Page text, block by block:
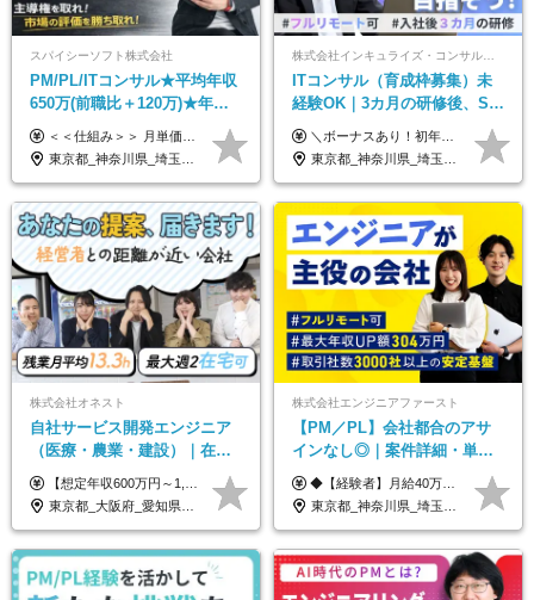
スパイシーソフト株式会社
PM/PL/ITコンサル★平均年収
650万(前職比＋120万)★年間
休日132日★残業月平均7.4h★
リモあり
＜＜仕組み＞＞ 月単価に応じて会社HPで公開しているテーブルにもとづき毎月決定されます！ https://www.tech4u.dev/payroll ＜＜実績＞＞ PM/PL・ITコンサル職の平均年収実績：650万円 前職比平均：＋120万円 ＜＜PM/PL・ITコンサル案件＞＞ ・PMO／進捗・課題管理：600〜800万円 ・要件定義／業務改善支援：650〜850万円 ・開発PM／PL：750〜1000万円 ・インフラPM／PL：750〜1000万円 ・ITコンサル／導入支援：800〜1000万円 ＜＜リーダークラス＞＞ 還元率：85〜90％ ・月単価100万円 → 年収約960万円 ・月単価120万円 → 年収約1150万円 ・月単価140万円 → 年収約1300万円 ※単価・還元率はすべて公開 ※待機時も給与保証 ※還元率は他社にあわせ社保の会社負担分も含めています 月給25万円～67万円＋賞与年2回 ※上記には、30時間分（4万5千円～12万1千円）の固定残業代が含まれています。超過分は別途支給します。 ※試用期間中も給与、福利厚生に差異なし 【固定残業代について】 固定残業30時間分（45,000円～121,000円）を含む ※超過分は別途全額支給
東京都_神奈川県_埼玉県_千葉県_大阪府_愛知県_兵庫県_京都府_福岡県
ITコンサル（育成枠募集）未
経験OK｜3カ月の研修後、SE
からコンサルへステップアッ
プ｜リモート8割以上
＼ボーナスあり！初年度から年収300万円以上／ ■月給24万2,200円～35万円＋賞与＋各種手当 ※経験・年齢・能力等を考慮し決定いたします。 ※試用期間中（3カ月）は契約社員で、月給21万円＋諸手当になります。 （試用期間中は残業が発生しません。その他の待遇に変更はありません。） ＼自分の市場価値が上がる／ 定量評価×定性評価の明確な基準での評価制度を設けており、自分の目標達成度合いや仕事に対しての姿勢が給与にも反映されるようになっています。そのため、平均昇給額は40万円以上！100万円以上昇給する人もいます！ 【固定残業代について】 固定残業30時間分（46,000円～69,375円）を含む ※超過分は別途全額支給
東京都_神奈川県_埼玉県_千葉県_大阪府_愛知県_北海道_青森県_岩手県_宮城県_秋田県_山形県_福島県_茨城県_栃木県_群馬県_新潟県_山梨県_長野県_富山県_石川県_福井県_静岡県_岐阜県_三重県_兵庫県_京都府_滋賀県_奈良県_和歌山県_広島県_岡山県_鳥取県_島根県_山口県_徳島県_香川県_愛媛県_高知県_福岡県_熊本県_佐賀県_長崎県_大分県_宮崎県_鹿児島県_沖縄県
株式会社オネスト
自社サービス開発エンジニア
（医療・農業・建設）｜在宅
あり｜残業月平均13.3h｜年収
1000万可｜賞与年2回
【想定年収600万円～1,300万円】 ★賞与年2回＋勤務地手当＋残業手当（年平均残業時間にて算出）を含む ※基本給＋勤務地手当＋役職手当 ※勤務地手当：結婚の有無に関係なく、物価などの違いを考慮して全社員に支給されます 月給40万円～89万円 ＜各種手当＞ ■勤務地手当（東京2万円／月、大阪1万円／月、名古屋5000円／月） ■通勤手当（月額5万円まで） ■扶養手当（6,000円／扶養親族一人） ■役職手当（8,000円～15万円） ※残業代は1分単位で全額支給します ※経験やスキルを考慮し、当社規定により給与を決定します ※執行役員は年俸制となる場合があります
東京都_大阪府_愛知県_福岡県
株式会社エンジニアファースト
【PM／PL】会社都合のアサ
インなし◎｜案件詳細・単
価・給与テーブル全公開！働
き方も年収も自分で選べる！
◆【経験者】月給40万円～120万円(固定残業代含む)+各種手当 ※月30時間（76,000円～）の固定残業代を含みます。 ※上記を超える時間外労働分は追加で支給。 ※6ヶ月の試用期間あり（条件に変動なし） ・年収平均176万円アップ ・前職給与を保証 ◆単価連動性×還元率84％～100％で収入の大幅UPが可能 ・案件単価が月50万円の場合：年収417万円 ・案件単価が月70万円の場合：年収584万円 ・案件単価が月100万円の場合：年収834万円
東京都_神奈川県_埼玉県_千葉県_大阪府_愛知県_北海道_青森県_岩手県_宮城県_秋田県_山形県_福島県_茨城県_栃木県_群馬県_新潟県_山梨県_長野県_富山県_石川県_福井県_静岡県_岐阜県_三重県_兵庫県_京都府_滋賀県_奈良県_和歌山県_広島県_岡山県_鳥取県_島根県_山口県_徳島県_香川県_愛媛県_高知県_福岡県_熊本県_佐賀県_長崎県_大分県_宮崎県_鹿児島県_沖縄県